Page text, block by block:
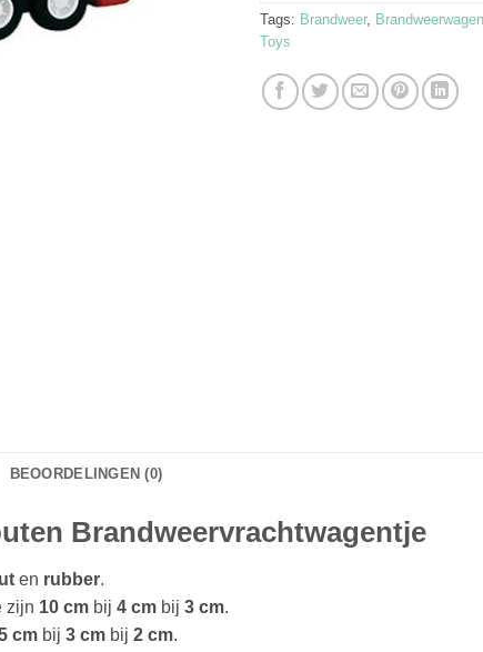
Tags: Brandweer, Brandweerwagen
Toys
BEOORDELINGEN (0)
Brandweervrachtwagentje
en rubber.
zijn 10 cm bij 4 cm bij 3 cm.
cm bij 3 cm bij 2 cm.